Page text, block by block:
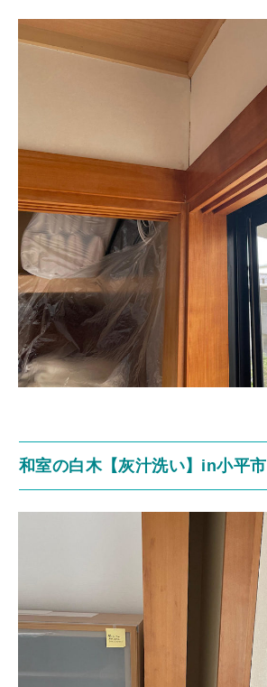
和室の白木【灰汁洗い】in小平市